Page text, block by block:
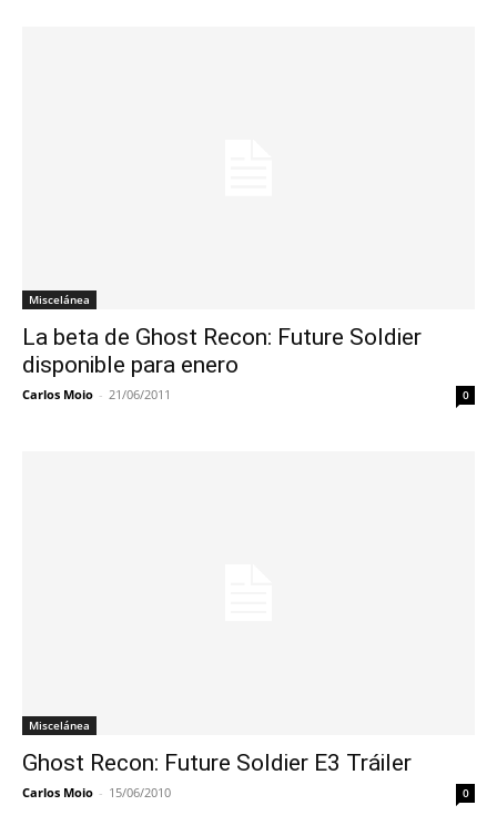
Miscelánea
La beta de Ghost Recon: Future Soldier
disponible para enero
Carlos Moio - 21/06/2011 0
Miscelánea
Ghost Recon: Future Soldier E3 Tráiler
Carlos Moio - 15/06/2010 0